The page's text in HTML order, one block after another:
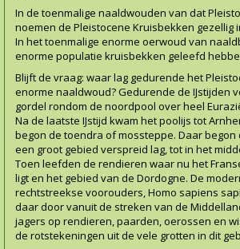
In de toenmalige naaldwouden van dat
noemen de Pleistocene Kruisbekken gezellig
In het toenmalige enorme oerwoud van
enorme populatie kruisbekken geleefd
Blijft de vraag: waar lag gedurende het
enorme naaldwoud? Gedurende de IJstijden
gordel rondom de noordpool over heel
Na de laatste IJstijd kwam het poolijs tot
begon de toendra of mossteppe. Daar
een groot gebied verspreid lag, tot in het
Toen leefden de rendieren waar nu het
ligt en het gebied van de Dordogne. De
rechtstreekse voorouders, Homo sapiens
daar door vanuit de streken van de
jagers op rendieren, paarden, oerossen en
de rotstekeningen uit de vele grotten in dit